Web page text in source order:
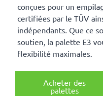
conçues pour un
certifiées par le TÜV
indépendants. Que ce
soutien, la palette E3
flexibilité maximales.
Acheter des
palettes